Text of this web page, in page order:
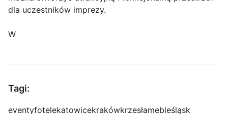
dla uczestników imprezy.
W
Tagi:
eventyfotelekatowicekrakówkrzesłamebleśląsk